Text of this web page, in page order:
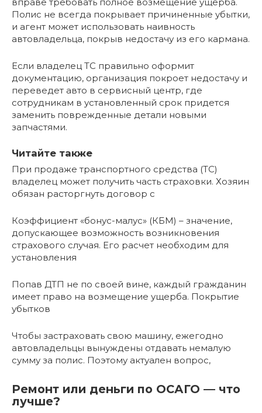
Полис не всегда покрывает причиненные убытки,
и агент может использовать наивность
автовладельца, покрыв недостачу из его кармана.
Если владелец ТС правильно оформит
документацию, организация покроет недостачу и
переведет авто в сервисный центр, где
сотрудникам в установленный срок придется
заменить поврежденные детали новыми
запчастями.
Читайте также
При продаже транспортного средства (ТС)
владелец может получить часть страховки. Хозяин
обязан расторгнуть договор с
Коэффициент «бонус-малус» (КБМ) – значение,
допускающее возможность возникновения
страхового случая. Его расчет необходим для
установления
Попав ДТП не по своей вине, каждый гражданин
имеет право на возмещение ущерба. Покрытие
убытков
Чтобы застраховать свою машину, ежегодно
автовладельцы вынуждены отдавать немалую
сумму за полис. Поэтому актуален вопрос,
Ремонт или деньги по ОСАГО — что
лучше?